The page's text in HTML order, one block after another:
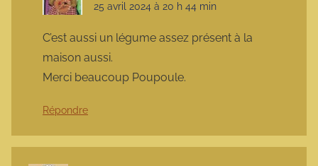
25 avril 2024 à 20 h 44 min
C’est aussi un légume assez présent à la
maison aussi.
Merci beaucoup Poupoule.
Répondre